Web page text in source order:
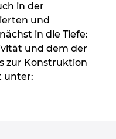
in der
und
in die Tiefe:
und dem der
zur Konstruktion
unter: